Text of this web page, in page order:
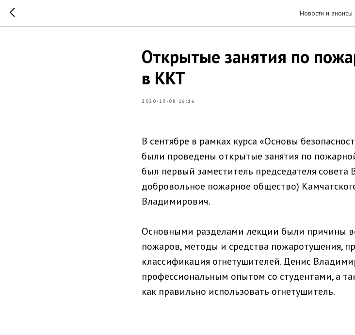
Новости и анонсы
Открытые занятия по
в ККТ
2020-10-08 16:16
В сентябре в рамках курса «Основы
были проведены открытые занятия по
был первый заместитель председателя совета
добровольное пожарное общество)
Владимирович.
Основными разделами лекции были причины
пожаров, методы и средства пожаротушения,
классификация огнетушителей. Денис
профессиональным опытом со студентами, а
как правильно использовать огнетушитель.